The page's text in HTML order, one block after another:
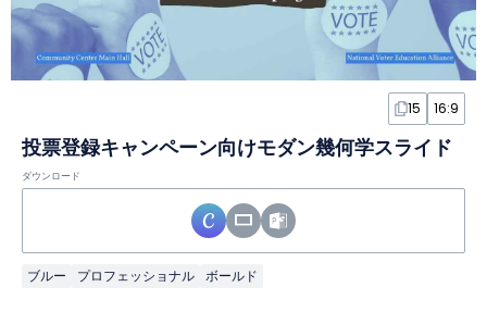
15 16:9
投票登録キャンペーン向けモダン幾何学スライド
ダウンロード
ブルー プロフェッショナル ボールド